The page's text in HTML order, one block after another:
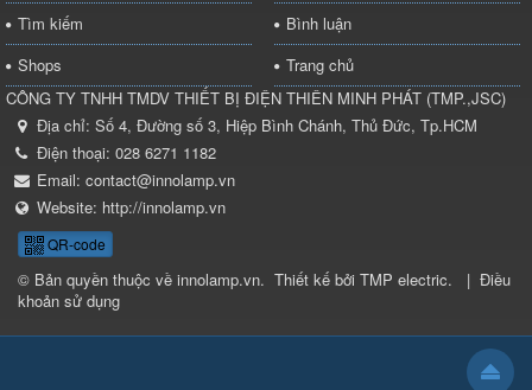
Tìm kiếm
Bình luận
Shops
Trang chủ
CÔNG TY TNHH TMDV THIẾT BỊ ĐIỆN THIÊN MINH PHÁT (TMP.,JSC)
Địa chỉ: Số 4, Đường số 3, Hiệp Bình Chánh, Thủ Đức, Tp.HCM
Điện thoại: 028 6271 1182
Email: contact@innolamp.vn
Website: http://innolamp.vn
QR-code
© Bản quyền thuộc về innolamp.vn. Thiết kế bởi TMP electric. | Điều
khoản sử dụng